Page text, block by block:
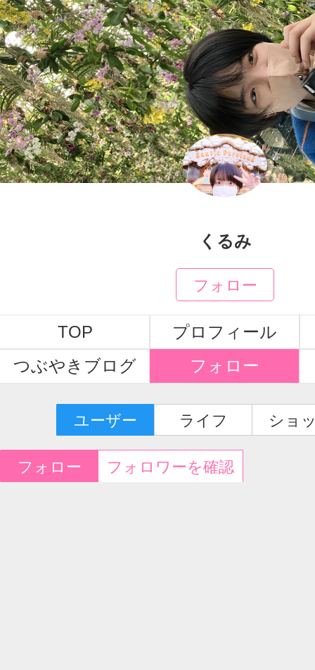
くるみ
フォロー
TOP
プロフィール
つぶやきブログ
フォロー
ユーザー ライフ ショ
フォロー フォロワーを確認